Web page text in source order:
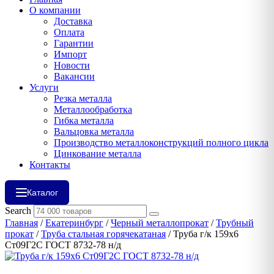
О компании
Доставка
Оплата
Гарантии
Импорт
Новости
Вакансии
Услуги
Резка металла
Металлообработка
Гибка металла
Вальцовка металла
Производство металлоконструкций полного цикла
Цинкование металла
Контакты
Каталог
Search
Главная /Екатеринбург /Черный металлопрокат /Трубный
прокат /Труба стальная горячекатаная / Труба г/к 159х6
Ст09Г2С ГОСТ 8732-78 н/д